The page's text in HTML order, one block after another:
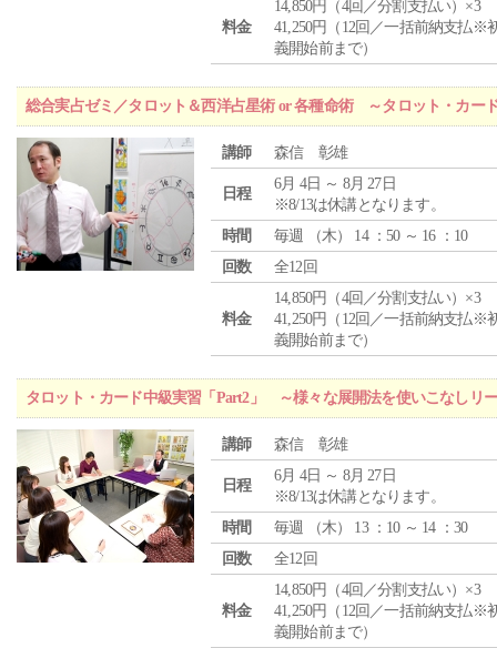
料金
14,850円（4回／分割支払い）×3
41,250円（12回／一括前納支払※
義開始前まで）
総合実占ゼミ／タロット＆西洋占星術 or 各種命術 ～タロット・カー
講師 森信 彰雄
日程
6月 4日 ～ 8月 27日
※8/13は休講となります。
時間
毎週 （木） 14 ：50 ～ 16 ：10
回数
全12回
料金
14,850円（4回／分割支払い）×3
41,250円（12回／一括前納支払※
義開始前まで）
タロット・カード中級実習「Part2」 ～様々な展開法を使いこなしリ
講師 森信 彰雄
日程
6月 4日 ～ 8月 27日
※8/13は休講となります。
時間
毎週 （木） 13 ：10 ～ 14 ：30
回数
全12回
料金
14,850円（4回／分割支払い）×3
41,250円（12回／一括前納支払※
義開始前まで）